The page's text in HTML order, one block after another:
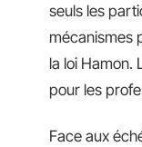
seuls les
mécanismes
la loi Hamon.
pour les
Face aux